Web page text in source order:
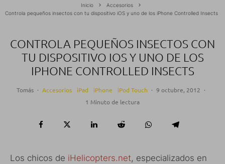
Inicio
Accesorios
Controla pequeños insectos con tu dispositivo iOS y uno de los iPhone Controlled Insects
CONTROLA PEQUEÑOS INSECTOS CON
TU DISPOSITIVO IOS Y UNO DE LOS
IPHONE CONTROLLED INSECTS
Tomás · Accesorios iPad iPhone iPod Touch · 9 octubre, 2012 ·
1 Minuto de lectura
Los chicos de iHelicopters.net, especializados en